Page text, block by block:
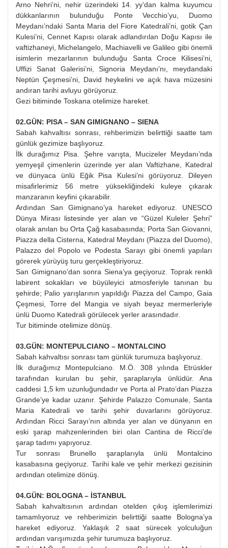
Arno Nehri’ni, nehir üzerindeki 14. yy’dan kalma kuyumcu
dükkanlarının bulunduğu Ponte Vecchio’yu, Duomo
Meydanı’ndaki Santa Maria del Fiore Katedrali’ni, gotik Çan
Kulesi’ni, Cennet Kapısı olarak adlandırılan Doğu Kapısı ile
vaftizhaneyi, Michelangelo, Machiavelli ve Galileo gibi önemli
isimlerin mezarlarının bulunduğu Santa Croce Kilisesi’ni,
Uffizi Sanat Galerisi’ni, Signoria Meydanı’nı, meydandaki
Neptün Çeşmesi’ni, David heykelini ve açık hava müzesini
andıran tarihi avluyu görüyoruz.
Gezi bitiminde Toskana otelimize hareket.
02.GÜN: PISA – SAN GIMIGNANO – SIENA
Sabah kahvaltısı sonrası, rehberimizin belirttiği saatte tam
günlük gezimize başlıyoruz.
İlk durağımız Pisa. Şehre varışta, Mucizeler Meydanı’nda
yemyeşil çimenlerin üzerinde yer alan Vaftizhane, Katedral
ve dünyaca ünlü Eğik Pisa Kulesi’ni görüyoruz. Dileyen
misafirlerimiz 56 metre yüksekliğindeki kuleye çıkarak
manzaranın keyfini çıkarabilir.
Ardından San Gimignano’ya hareket ediyoruz. UNESCO
Dünya Mirası listesinde yer alan ve “Güzel Kuleler Şehri”
olarak anılan bu Orta Çağ kasabasında; Porta San Giovanni,
Piazza della Cisterna, Katedral Meydanı (Piazza del Duomo),
Palazzo del Popolo ve Podesta Sarayı gibi önemli yapıları
görerek yürüyüş turu gerçekleştiriyoruz.
San Gimignano’dan sonra Siena’ya geçiyoruz. Toprak renkli
labirent sokakları ve büyüleyici atmosferiyle tanınan bu
şehirde; Palio yarışlarının yapıldığı Piazza del Campo, Gaia
Çeşmesi, Torre del Mangia ve siyah beyaz mermerleriyle
ünlü Duomo Katedrali görülecek yerler arasındadır.
Tur bitiminde otelimize dönüş.
03.GÜN: MONTEPULCIANO – MONTALCINO
Sabah kahvaltısı sonrası tam günlük turumuza başlıyoruz.
İlk durağımız Montepulciano. M.Ö. 308 yılında Etrüskler
tarafından kurulan bu şehir, şaraplarıyla ünlüdür. Ana
caddesi 1,5 km uzunluğundadır ve Porta al Prato’dan Piazza
Grande’ye kadar uzanır. Şehirde Palazzo Comunale, Santa
Maria Katedrali ve tarihi şehir duvarlarını görüyoruz.
Ardından Ricci Sarayı’nın altında yer alan ve dünyanın en
eski şarap mahzenlerinden biri olan Cantina de Ricci’de
şarap tadımı yapıyoruz.
Tur sonrası Brunello şaraplarıyla ünlü Montalcino
kasabasına geçiyoruz. Tarihi kale ve şehir merkezi gezisinin
ardından otelimize dönüş.
04.GÜN: BOLOGNA – İSTANBUL
Sabah kahvaltısının ardından otelden çıkış işlemlerimizi
tamamlıyoruz ve rehberimizin belirttiği saatte Bologna’ya
hareket ediyoruz. Yaklaşık 2 saat sürecek yolculuğun
ardından varışımızda şehir turumuza başlıyoruz.